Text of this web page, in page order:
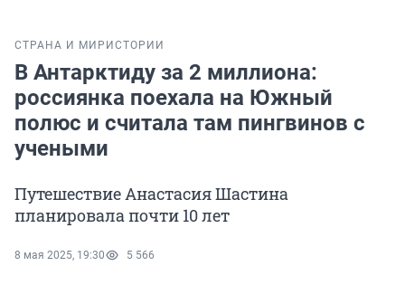
СТРАНА И МИР ИСТОРИИ
В Антарктиду за 2 миллиона:
россиянка поехала на Южный
полюс и считала там пингвинов с
учеными
Путешествие Анастасия Шастина
планировала почти 10 лет
8 мая 2025, 19:30 5 566